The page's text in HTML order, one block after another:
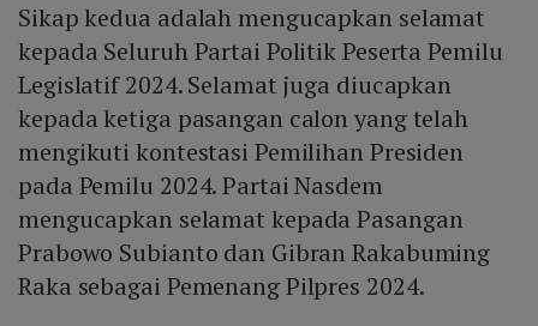
Sikap kedua adalah mengucapkan selamat
kepada Seluruh Partai Politik Peserta Pemilu
Legislatif 2024. Selamat juga diucapkan
kepada ketiga pasangan calon yang telah
mengikuti kontestasi Pemilihan Presiden
pada Pemilu 2024. Partai Nasdem
mengucapkan selamat kepada Pasangan
Prabowo Subianto dan Gibran Rakabuming
Raka sebagai Pemenang Pilpres 2024.